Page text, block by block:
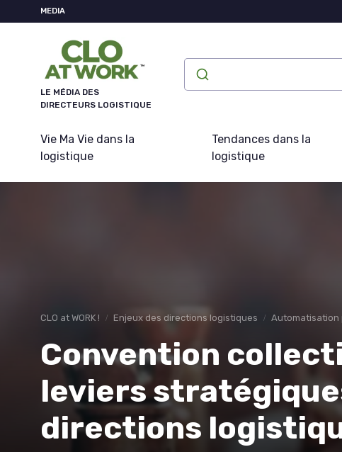
MEDIA
LE MÉDIA DES
DIRECTEURS LOGISTIQUE
Vie Ma Vie dans la
logistique
Tendances dans la
logistique
CLO at WORK ! Enjeux des directions logistiques Automatisation
Convention
leviers
directions
Panneau de gestion des cookies